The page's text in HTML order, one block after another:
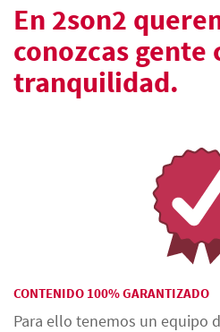
En 2son2
conozcas gente
tranquilidad.
CONTENIDO 100% GARANTIZADO
Para ello tenemos un equipo